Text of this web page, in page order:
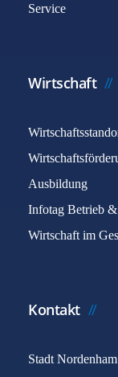
Service
Wirtschaft
Ausbildung
Infotag Betrieb
Wirtschaft im
Kontakt
Stadt Nordenham